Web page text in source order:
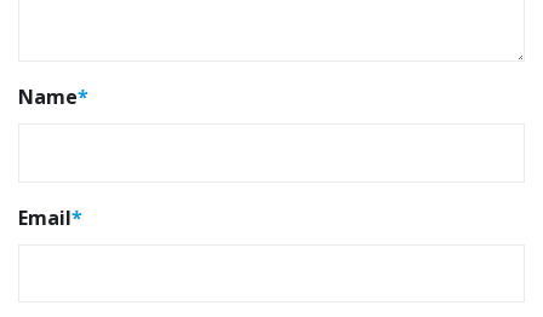
Name*
Email*